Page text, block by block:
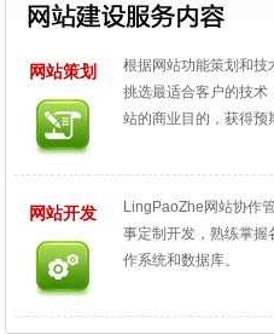
网站策划
根据网站功能策划和技
挑选最适合客户的技术
站的商业目的，获得预
网站开发
LingPaoZhe网站协作
事定制开发，熟练掌握
作系统和数据库。